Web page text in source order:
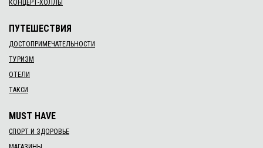
КОНЦЕРТ-ХОЛЛЫ
ПУТЕШЕСТВИЯ
ДОСТОПРИМЕЧАТЕЛЬНОСТИ
ТУРИЗМ
ОТЕЛИ
ТАКСИ
MUST HAVE
СПОРТ И ЗДОРОВЬЕ